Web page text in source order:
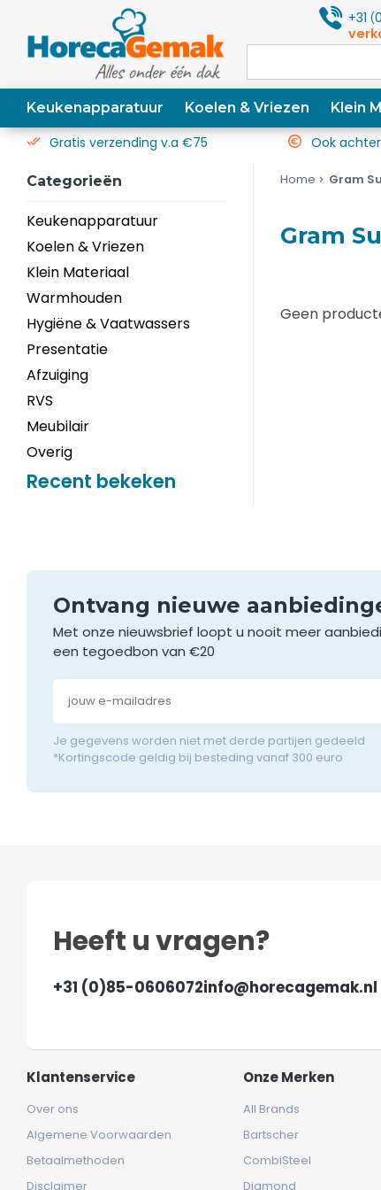
+31(
Keukenapparatuur Koelen & Vriezen Klein
Gratis verzending v.a €75 Ook
Categorieën
Keukenapparatuur
Koelen & Vriezen
Klein Materiaal
Warmhouden
Hygiëne & Vaatwassers
Presentatie
Afzuiging
RVS
Meubilair
Overig
Recent bekeken
Home Gram
Gram
Geen
Ontvang nieuwe
Met onze nieuwsbrief loopt u nooit meer
een tegoedbon van €20
Je gegevens worden niet met derde partijen gedeeld
*Kortingscode geldig bij besteding vanaf 300 euro
Heeft u vragen?
+31 (0)85-0606072info@horecagemak.nl
Klantenservice
Over ons
Algemene Voorwaarden
Betaalmethoden
Disclaimer
Onze Merken
All Brands
Bartscher
CombiSteel
Diamond